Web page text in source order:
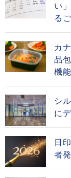
い
る
カ
品
機
シ
に
日
者